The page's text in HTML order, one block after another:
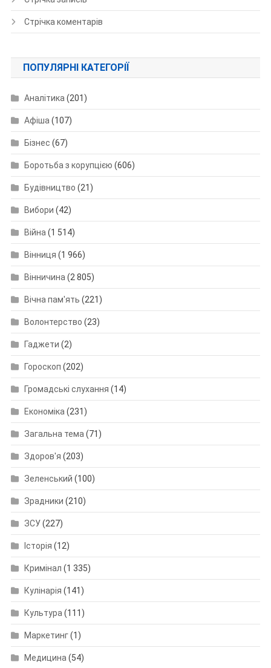
Стрічка коментарів
ПОПУЛЯРНІ КАТЕГОРІЇ
Аналітика (201)
Афіша (107)
Бізнес (67)
Боротьба з корупцією (606)
Будівництво (21)
Вибори (42)
Війна (1 514)
Вінниця (1 966)
Вінничина (2 805)
Вічна пам'ять (221)
Волонтерство (23)
Гаджети (2)
Гороскоп (202)
Громадські слухання (14)
Економіка (231)
Загальна тема (71)
Здоров'я (203)
Зеленський (100)
Зрадники (210)
ЗСУ(227)
Історія (12)
Кримінал (1 335)
Кулінарія (141)
Культура (111)
Маркетинг(1)
Медицина (54)